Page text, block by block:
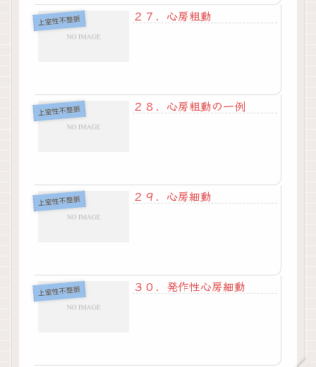
上室性不整脈 ２７．心房粗動
上室性不整脈 ２８．心房粗動の一例
上室性不整脈 ２９．心房細動
上室性不整脈 ３０．発作性心房細動